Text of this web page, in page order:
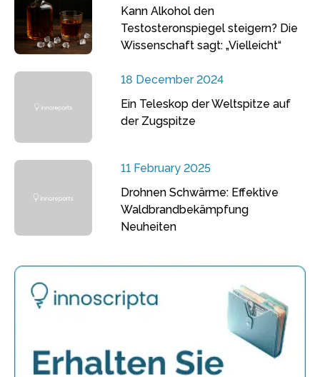
Kann Alkohol den
Testosteronspiegel steigern? Die
Wissenschaft sagt: „Vielleicht“
18 December 2024
Ein Teleskop der Weltspitze auf
der Zugspitze
11 February 2025
Drohnen Schwärme: Effektive
Waldbrandbekämpfung
Neuheiten